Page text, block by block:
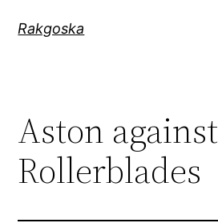
InhaltRakgoska
Aston against
Rollerblades